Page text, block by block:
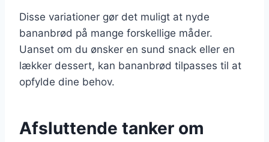
Disse variationer gør det muligt at nyde
bananbrød på mange forskellige måder.
Uanset om du ønsker en sund snack eller en
lækker dessert, kan bananbrød tilpasses til at
opfylde dine behov.
Afsluttende tanker om